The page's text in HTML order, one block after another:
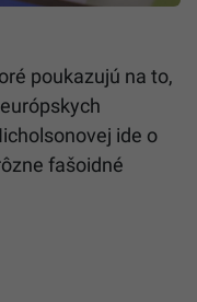
poukazujú na to,
ide o
fašoidné